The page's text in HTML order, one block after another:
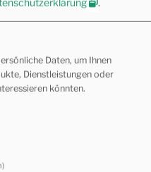
finden Sie auf
über den
AG
2024 um 23:49 Uhr.
.
Daten, um Ihnen
Dienstleistungen oder
könnten.